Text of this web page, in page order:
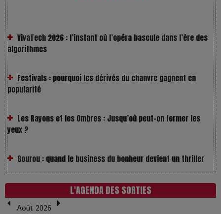
L’Affaire Bojarski : entre faux billets et vraie tragédie
L'AGENDA DES SORTIES
Août 2026